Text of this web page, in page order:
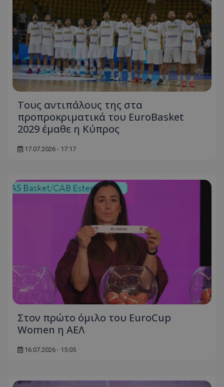
Τους αντιπάλους της στα
προπροκριματικά του EuroBasket
2029 έμαθε η Κύπρος
17.07.2026 - 17:17
Στον πρώτο όμιλο του EuroCup
Women η ΑΕΛ
16.07.2026 - 15:05